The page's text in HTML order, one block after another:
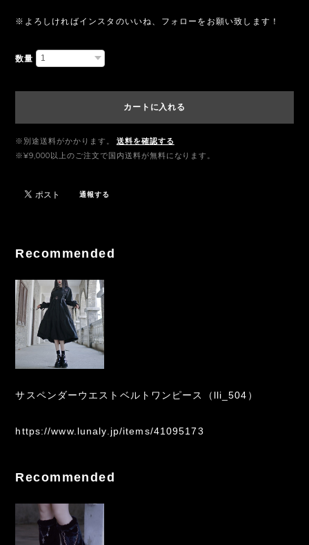
※よろしければインスタのいいね、フォローをお願い致します！
数量
カートに入れる
※別途送料がかかります。
送料を確認する
※¥9,000以上のご注文で国内送料が無料になります。
通報する
Recommended
サスペンダーウエストベルトワンピース（lli_504）
https://www.lunaly.jp/items/41095173
Recommended